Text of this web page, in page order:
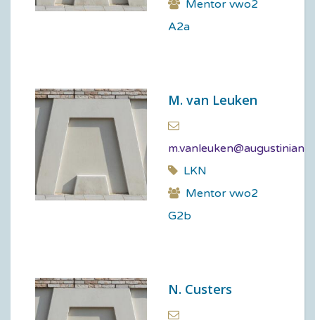
Mentor vwo2
A2a
M. van Leuken
LKN
Mentor vwo2
G2b
N. Custers